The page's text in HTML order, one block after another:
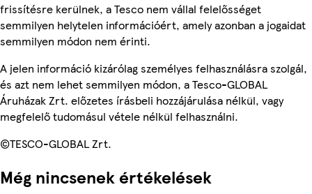
frissítésre kerülnek, a Tesco nem vállal felelősséget
semmilyen helytelen információért, amely azonban a jogaidat
semmilyen módon nem érinti.
A jelen információ kizárólag személyes felhasználásra szolgál,
és azt nem lehet semmilyen módon, a Tesco-GLOBAL
Áruházak Zrt. előzetes írásbeli hozzájárulása nélkül, vagy
megfelelő tudomásul vétele nélkül felhasználni.
©TESCO-GLOBAL Zrt.
Még nincsenek értékelések